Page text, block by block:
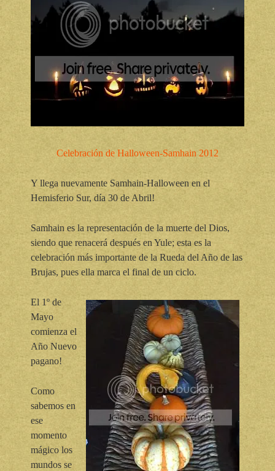
Celebración de Halloween-Samhain 2012
Y llega nuevamente Samhain-Halloween en el
Hemisferio Sur, día 30 de Abril!
Samhain es la representación de la muerte del Dios,
siendo que renacerá después en Yule; esta es la
celebración más importante de la Rueda del Año de las
Brujas, pues ella marca el final de un ciclo.
El 1º de
Mayo
comienza el
Año Nuevo
pagano!
Como
sabemos en
ese
momento
mágico los
mundos se